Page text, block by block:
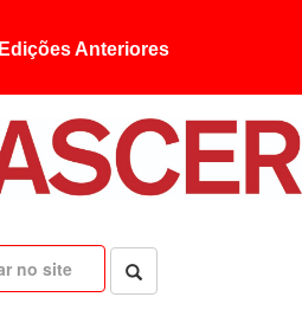
Edições Anteriores